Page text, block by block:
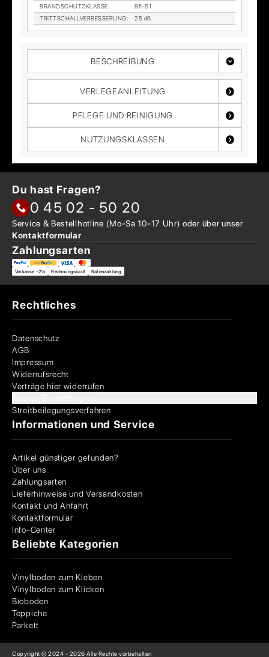
BRAND­SCHUTZ­KLAS­SE:
Bfl-S1
TRITT­SCHALL­VER­BES­SE­RUNG: 25 dB
BESCHREIBUNG
VERLEGEANLEITUNG
PFLEGE UND REINIGUNG
NUTZUNGSKLASSEN
Du hast Fragen?
0 45 02 - 50 20
Service & Bestellhotline (Mo-Sa 10-17 Uhr) oder überunser
Kontaktformular
Zahlungsarten
Vorkasse -2% Rechnungskauf Ratenzahlung
Rechtliches
Datenschutz
AGB
Impressum
Widerrufsrecht
Verträge hier widerrufen
Streitbeilegungsverfahren
Informationen und Service
Artikel günstiger gefunden?
Über uns
Zahlungsarten
Lieferhinweise und Versandkosten
Kontakt und Anfahrt
Kontaktformular
Info-Center
Beliebte Kategorien
Vinylboden zum Kleben
Vinylboden zum Klicken
Bioboden
Teppiche
Parkett
Copyright © 2024 - 2026 Alle Rechte vorbehalten